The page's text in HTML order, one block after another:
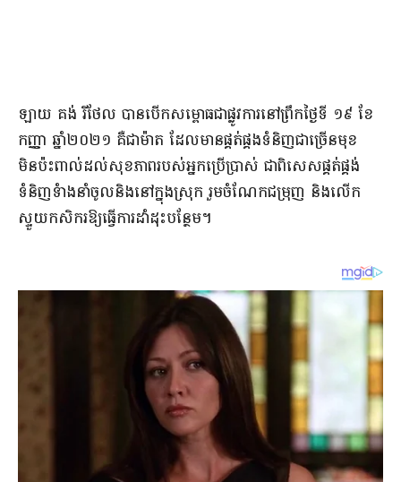
ឡាយ​ គង់ រីថែល បានបើកសម្ពោធជាផ្លូវការនៅព្រឹកថ្ងៃទី ១៩ ខែ
កញ្ញា ឆ្នាំ២០២១ គឺជាម៉ាត ដែលមានផ្គត់ផ្គងទំនិញជាច្រើនមុខ
មិនប៉ះពាល់ដល់សុខភាពរបស់អ្នកប្រើប្រាស់ ជាពិសេសផ្គត់ផ្គង់
ទំនិញ​ទំាងនាំចូល​និងនៅក្នុងស្រុក​ រួមចំណែកជម្រុញ និងលើក
ស្ទួយកសិករឱ្យធ្វើការដាំដុះបន្ថែម។